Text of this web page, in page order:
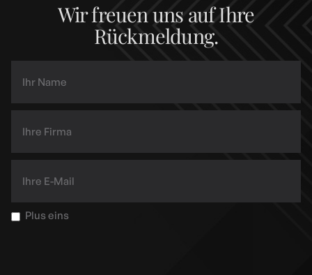
Wir freuen uns auf Ihre
Rückmeldung.
Plus eins